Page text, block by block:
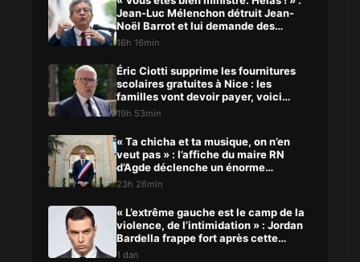
Jean-Luc Mélenchon détruit Jean-
Noël Barrot et lui demande des
comptes
16h 16min
Éric Ciotti supprime les fournitures
scolaires gratuites à Nice : les
familles vont devoir payer, voici
pourquoi
19h 53min
« Ta chicha et ta musique, on n’en
veut pas » : l’affiche du maire RN
d’Agde déclenche un énorme
scandale
23h 26min
« L’extrême gauche est le camp de la
violence, de l’intimidation » : Jordan
Bardella frappe fort après cette
agression
1 dan